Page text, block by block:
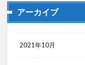
アーカイブ
2021年10月